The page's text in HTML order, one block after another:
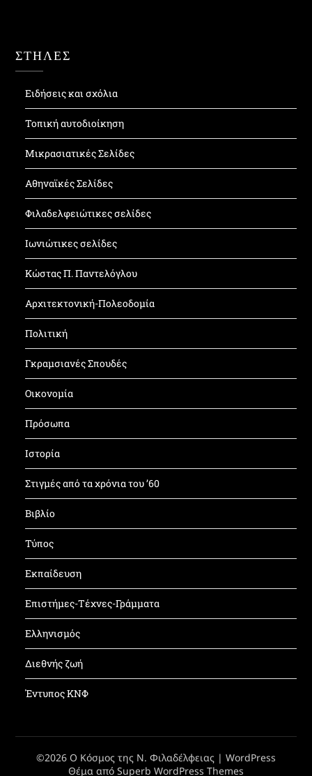
ΣΤΗΛΕΣ
Ειδήσεις και σχόλια
Τοπική αυτοδιοίκηση
Μικρασιατικές Σελίδες
Αθηναϊκές Σελίδες
Φιλαδελφειώτικες σελίδες
Ιωνιώτικες σελίδες
Κώστας Π. Παντελόγλου
Αρχιτεκτονική-Πολεοδομία
Πολιτική
Γκραμσιανές Σπουδές
Οικονομία
Πρόσωπα
Ιστορία
Στιγμές από τα χρόνια του ’60
Βιβλίο
Τύπος
Εκπαίδευση
Επιστήμες-Τέχνες-Γράμματα
Ελληνισμός
Διεθνής ζωή
Έντυπος ΚΝΦ
©2026 Ο Κόσμος της Ν. Φιλαδέλφειας | WordPress
Θέμα από Superb WordPress Themes